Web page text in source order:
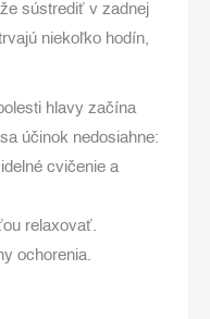
sústrediť v zadnej
niekoľko hodín,
hlavy začína
účinok nedosiahne:
cvičenie a
relaxovať.
ochorenia.